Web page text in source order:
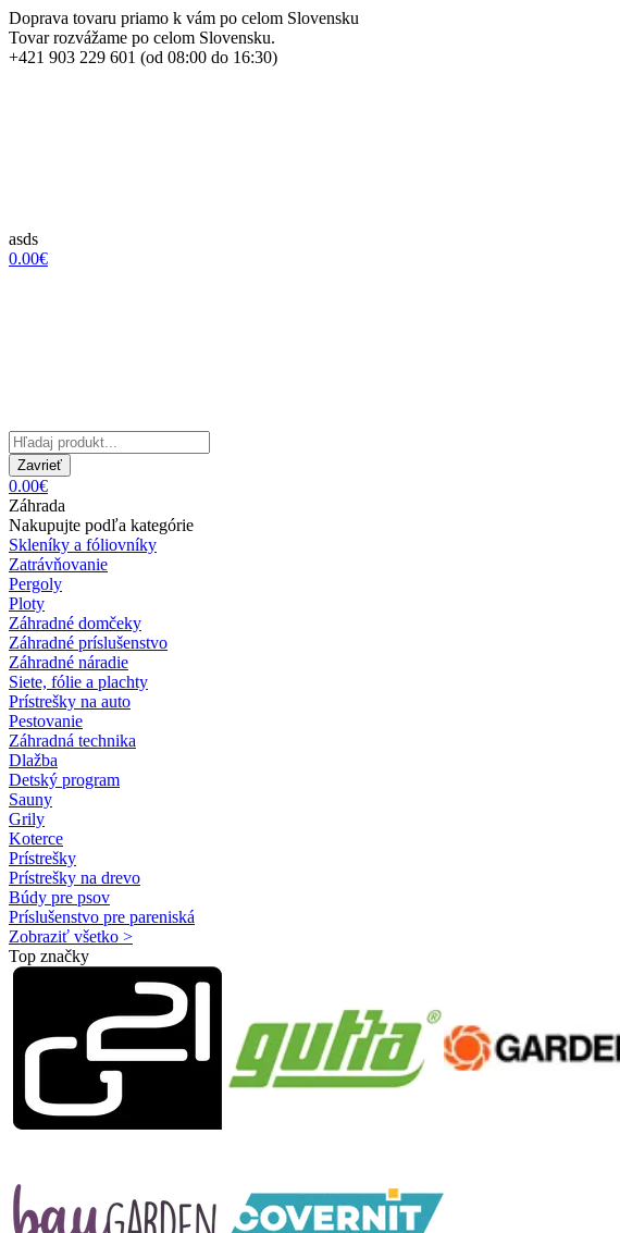
Doprava tovaru priamo k vám po celom Slovensku
Tovar rozvážame po celom Slovensku.
+421 903 229 601 (od 08:00 do 16:30)
asds
0.00€
Zavrieť
0.00€
Záhrada
Nakupujte podľa kategórie
Skleníky a fóliovníky
Zatrávňovanie
Pergoly
Ploty
Záhradné domčeky
Záhradné príslušenstvo
Záhradné náradie
Siete, fólie a plachty
Prístrešky na auto
Pestovanie
Záhradná technika
Dlažba
Detský program
Sauny
Grily
Koterce
Prístrešky
Prístrešky na drevo
Búdy pre psov
Príslušenstvo pre pareniská
Zobraziť všetko >
Top značky